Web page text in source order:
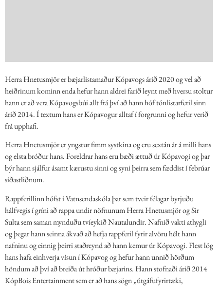
Herra Hnetusmjör er bæjarlistamaður Kópavogs árið 2020 og vel að
heiðrinum kominn enda hefur hann aldrei farið leynt með hversu stoltur
hann er að vera Kópavogsbúi allt frá því að hann hóf tónlistarferil sinn
árið 2014. Í textum hans er Kópavogur alltaf í forgrunni og hefur verið
frá upphafi.
Herra Hnetusmjör er yngstur fimm systkina og eru sextán ár á milli hans
og elsta bróður hans. Foreldrar hans eru bæði ættuð úr Kópavogi og þar
býr hann sjálfur ásamt kærustu sinni og syni þeirra sem fæddist í febrúar
síðastliðnum.
Rappferillinn hófst í Vatnsendaskóla þar sem tveir félagar byrjuðu
hálfvegis í gríni að rappa undir nöfnunum Herra Hnetusmjör og Sir
Sulta sem saman mynduðu tvíeykið Nautalundir. Nafnið vakti athygli
og þegar hann seinna ákvað að hefja rappferil fyrir alvöru hélt hann
nafninu og einnig þeirri staðreynd að hann kemur úr Kópavogi. Flest lög
hans hafa einhverja vísun í Kópavog og hefur hann unnið hörðum
höndum að því að breiða út hróður bæjarins. Hann stofnaði árið 2014
KópBois Entertainment sem er að hans sögn „útgáfufyrirtæki,